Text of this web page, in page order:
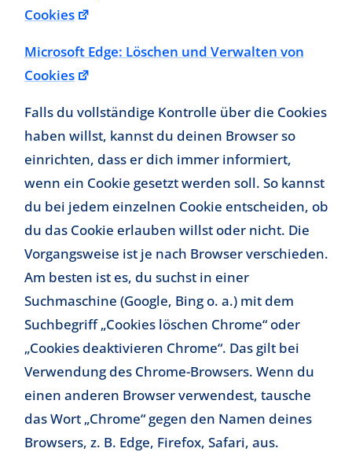
Cookies
Microsoft Edge: Löschen und Verwalten von
Cookies
Falls du vollständige Kontrolle über die Cookies
haben willst, kannst du deinen Browser so
einrichten, dass er dich immer informiert,
wenn ein Cookie gesetzt werden soll. So kannst
du bei jedem einzelnen Cookie entscheiden, ob
du das Cookie erlauben willst oder nicht. Die
Vorgangsweise ist je nach Browser verschieden.
Am besten ist es, du suchst in einer
Suchmaschine (Google, Bing o. a.) mit dem
Suchbegriff „Cookies löschen Chrome“ oder
„Cookies deaktivieren Chrome“. Das gilt bei
Verwendung des Chrome-Browsers. Wenn du
einen anderen Browser verwendest, tausche
das Wort „Chrome“ gegen den Namen deines
Browsers, z. B. Edge, Firefox, Safari, aus.